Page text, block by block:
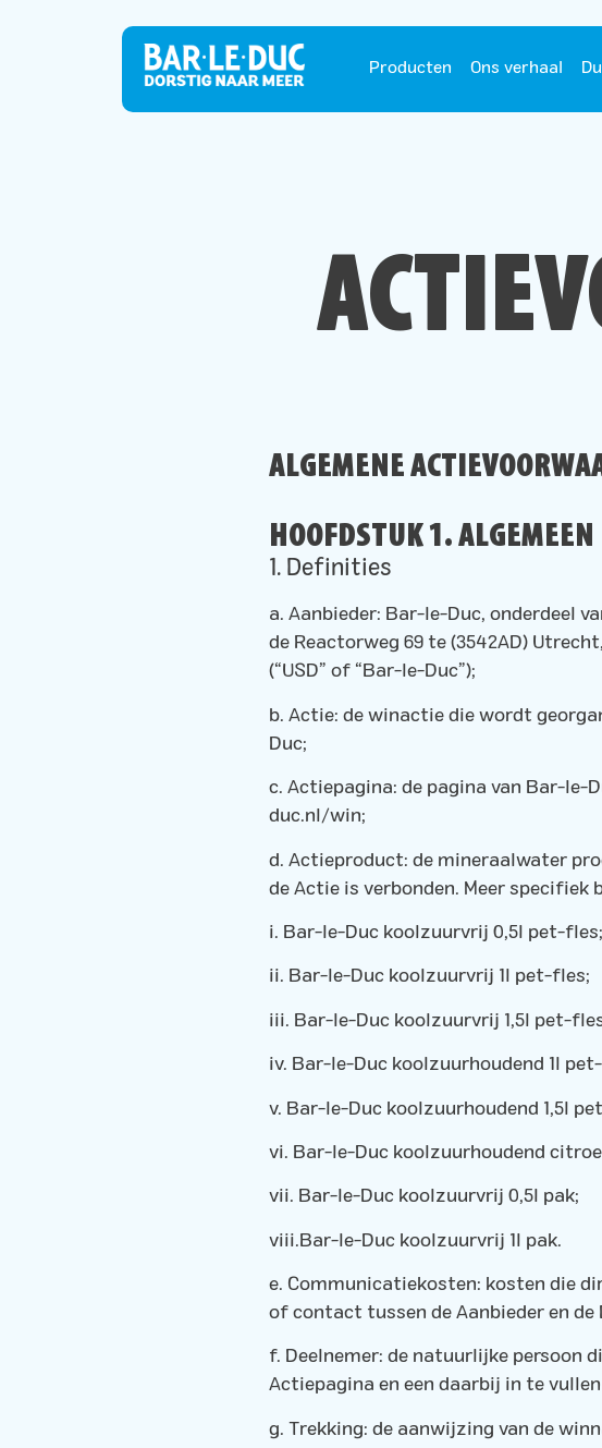
Producten Ons verhaal
ALGEMENE
HOOFDSTUK 1. ALGEMEEN
1. Definities
a. Aanbieder: Bar-le-Duc, onderdeel
de Reactorweg 69 te (3542AD)
(“USD” of “Bar-le-Duc”);
b. Actie: de winactie die wordt
Duc;
c. Actiepagina: de pagina van Bar-
duc.nl/win;
d. Actieproduct: de mineraalwater
de Actie is verbonden. Meer
i. Bar-le-Duc koolzuurvrij 0,5l pet-fles;
ii. Bar-le-Duc koolzuurvrij 1l pet-fles;
iii. Bar-le-Duc koolzuurvrij 1,5l pet-
iv. Bar-le-Duc koolzuurhoudend 1l
v. Bar-le-Duc koolzuurhoudend 1,5l
vi. Bar-le-Duc koolzuurhoudend
vii. Bar-le-Duc koolzuurvrij 0,5l pak;
viii.Bar-le-Duc koolzuurvrij 1l pak.
e. Communicatiekosten: kosten die
of contact tussen de Aanbieder en de
f. Deelnemer: de natuurlijke persoon
Actiepagina en een daarbij in te
g. Trekking: de aanwijzing van de